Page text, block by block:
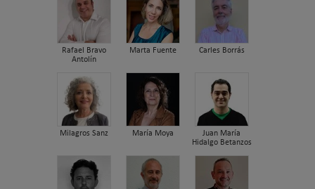
Rafael Bravo
Antolín
Marta Fuente Carles Borrás
Milagros Sanz María Moya
Juan María
Hidalgo Betanzos